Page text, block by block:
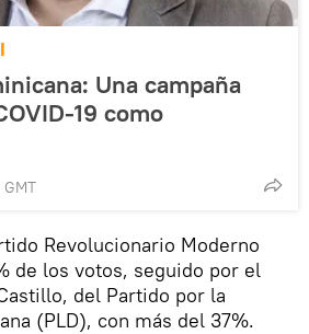
Una campaña
19 como
Revolucionario Moderno
de los votos, seguido por el
del Partido por la
(PLD), con más del 37%.